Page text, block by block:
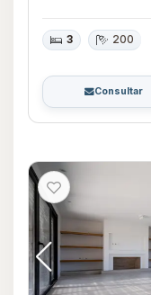
3 200
Consultar